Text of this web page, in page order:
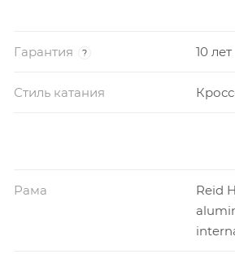
Гарантия ? 10 лет
Стиль катания
Рама
Reid